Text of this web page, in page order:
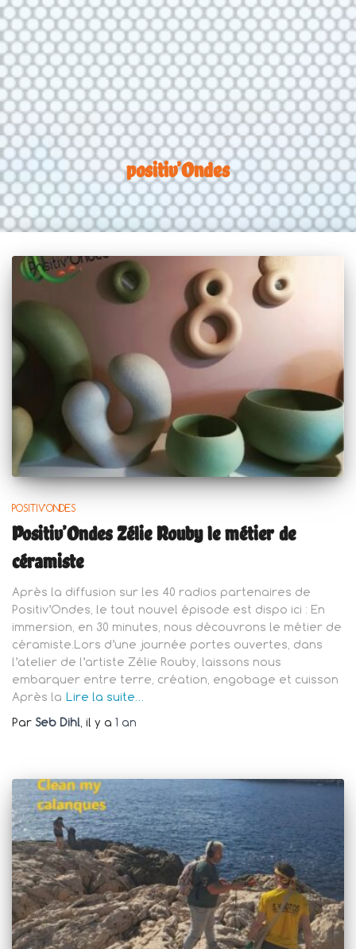
positiv’Ondes
POSITIV'ONDES
Positiv’Ondes Zélie Rouby le métier de
céramiste
Après la diffusion sur les 40 radios partenaires de
Positiv’Ondes, le tout nouvel épisode est dispo ici : En
immersion, en 30 minutes, nous découvrons le métier de
céramiste.Lors d’une journée portes ouvertes, dans
l’atelier de l’artiste Zélie Rouby, laissons nous
embarquer entre terre, création, engobage et cuisson
Après la Lire la suite…
Par Seb Dihl, il y a 1 an